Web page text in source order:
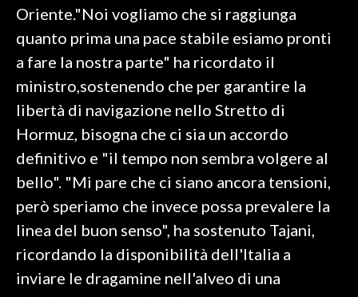
CULTURA
SPETTACOLI
SALUTE
SARDEGNA TURISMO
SARDI NEL MONDO
NOTIZIE
EVENTI
Oriente."Noi vogliamo che si raggiunga
quanto prima una pace stabile esiamo pronti
a fare la nostra parte" ha ricordato il
ministro,sostenendo che per garantire la
libertà di navigazione nello Stretto di
Hormuz, bisogna che ci sia un accordo
definitivo e "il tempo non sembra volgere al
bello". "Mi pare che ci siano ancora tensioni,
però speriamo che invece possa prevalere la
linea del buon senso", ha sostenuto Tajani,
ricordando la disponibilità dell'Italia a
inviare le dragamine nell'alveo di una